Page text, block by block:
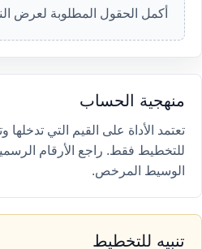
أكمل الحقول المطلوبة لعرض
منهجية الحساب
تعتمد الأداة على القيم التي تدخلها
للتخطيط فقط. راجع الأرقام
الوسيط المرخص.
تنبيه للتخطيط